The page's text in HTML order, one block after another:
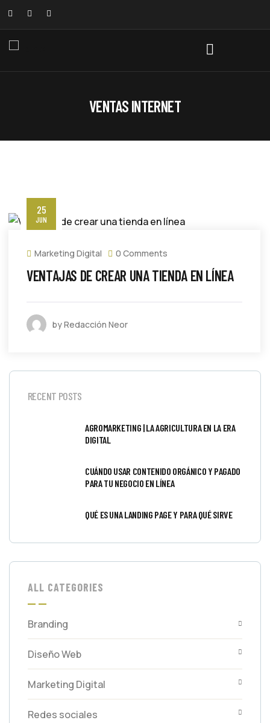
VENTAS INTERNET
25
JUN
Marketing Digital 0 Comments
VENTAJAS DE CREAR UNA TIENDA EN LÍNEA
by Redacción Neor
RECENT POSTS
AGROMARKETING | LA AGRICULTURA EN LA ERA
DIGITAL
CUÁNDO USAR CONTENIDO ORGÁNICO Y PAGADO
PARA TU NEGOCIO EN LÍNEA
QUÉ ES UNA LANDING PAGE Y PARA QUÉ SIRVE
ALL CATEGORIES
Branding
Diseño Web
Marketing Digital
Redes sociales